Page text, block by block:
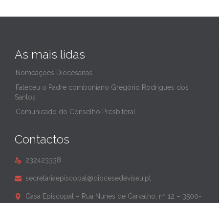
As mais lidas
Nomeações Diocesanas
Faleceu o Padre comboniano Gregório Rodrigues dos
Santos
Comunicado do Conselho Presbiteral
Contactos
 232423338
 secretariaepiscopal@diocesedeviseu.pt

Casa Episcopal – Rua Nunes de Carvalho, nº 12 – 3500-